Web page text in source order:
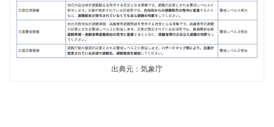
出典元：気象庁